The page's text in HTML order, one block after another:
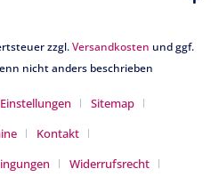
zzgl.Versandkosten und ggf.
nicht anders beschrieben
Sitemap
Kontakt
Widerrufsrecht